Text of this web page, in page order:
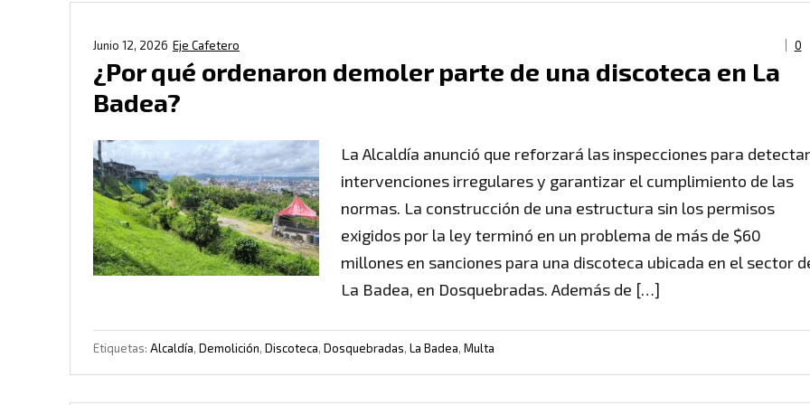
Eje Cafetero
Junio 12, 2026 0
¿Por qué ordenaron demoler parte de una discoteca en La
Badea?
La Alcaldía anunció que reforzará las inspecciones para detectar
intervenciones irregulares y garantizar el cumplimiento de las
normas. La construcción de una estructura sin los permisos
exigidos por la ley terminó en un problema de más de $60
millones en sanciones para una discoteca ubicada en el sector
La Badea, en Dosquebradas. Además de […]
Etiquetas: Alcaldía, Demolición, Discoteca, Dosquebradas, La Badea, Multa